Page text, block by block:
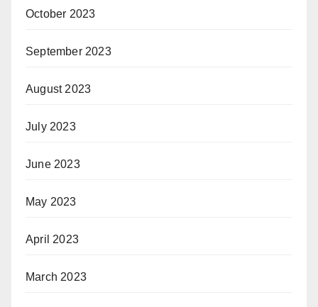
October 2023
September 2023
August 2023
July 2023
June 2023
May 2023
April 2023
March 2023